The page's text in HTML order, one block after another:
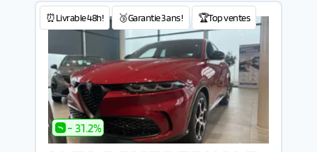
⏰Livrable 48h! 🥉Garantie 3 ans ! 🏆Top ventes
- 31.2%